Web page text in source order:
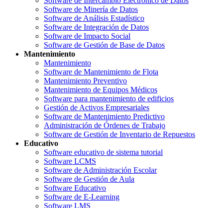
Software de Minería de Datos
Software de Análisis Estadístico
Software de Integración de Datos
Software de Impacto Social
Software de Gestión de Base de Datos
Mantenimiento
Mantenimiento
Software de Mantenimiento de Flota
Mantenimiento Preventivo
Mantenimiento de Equipos Médicos
Software para mantenimiento de edificios
Gestión de Activos Empresariales
Software de Mantenimiento Predictivo
Administración de Órdenes de Trabajo
Software de Gestión de Inventario de Repuestos
Educativo
Software educativo de sistema tutorial
Software LCMS
Software de Administración Escolar
Software de Gestión de Aula
Software Educativo
Software de E-Learning
Software LMS